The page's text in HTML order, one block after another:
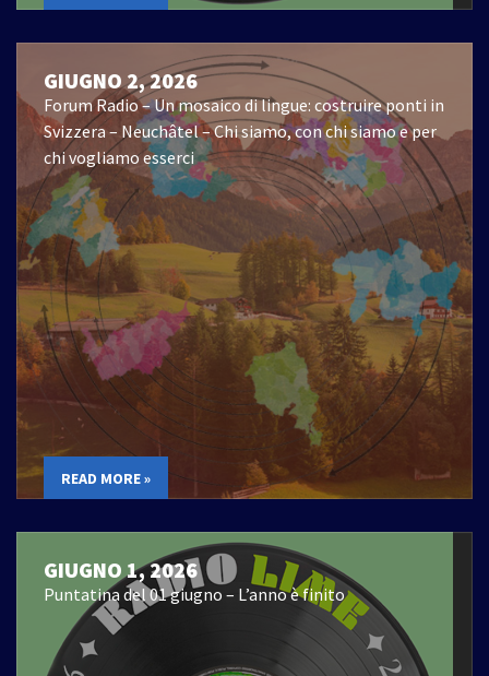
GIUGNO 2, 2026
Forum Radio – Un mosaico di lingue: costruire ponti in
Svizzera – Neuchâtel – Chi siamo, con chi siamo e per
chi vogliamo esserci
READ MORE »
GIUGNO 1, 2026
Puntatina del 01 giugno – L’anno è finito